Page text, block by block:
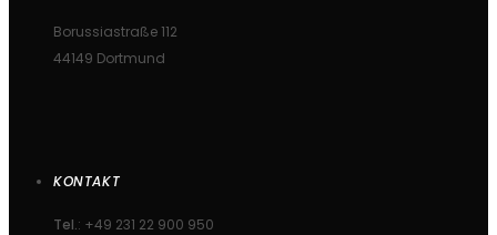
Borussiastraße 112
44149 Dortmund
KONTAKT
Tel.: +49 231 22 900 950